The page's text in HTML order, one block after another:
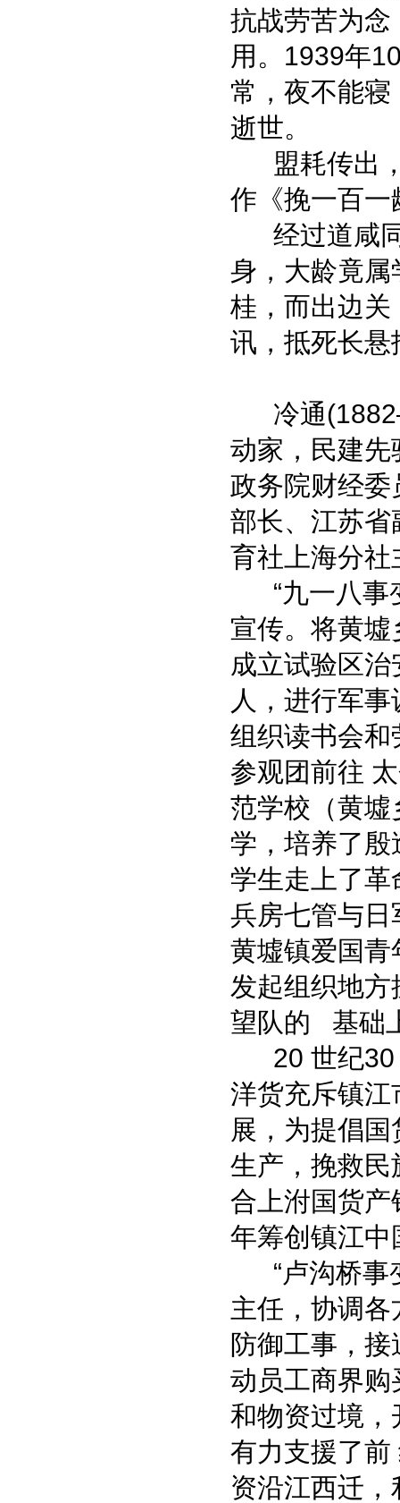
抗战劳苦为念
用。1939年
常，夜不能
逝世。
盟耗传出，
作《挽一百
经过道咸同
身，大龄竟
桂，而出边
讯，抵死长悬
冷通
动家，民建先
政务院财经
部长、江苏
育社上海分社
“九一八事
宣传。将黄
成立试验区
人，进行军
组织读书会
参观团前往
范学校（黄
学，培养了
学生走上了
兵房七管与
黄墟镇爱国
发起组织地
望队的 基础
20 世纪30
洋货充斥镇
展，为提倡
生产，挽救
合上泭国货
年筹创镇江
“卢沟桥事
主任，协调
防御工事，
动员工商界
和物资过境
有力支援了前
资沿江西迁